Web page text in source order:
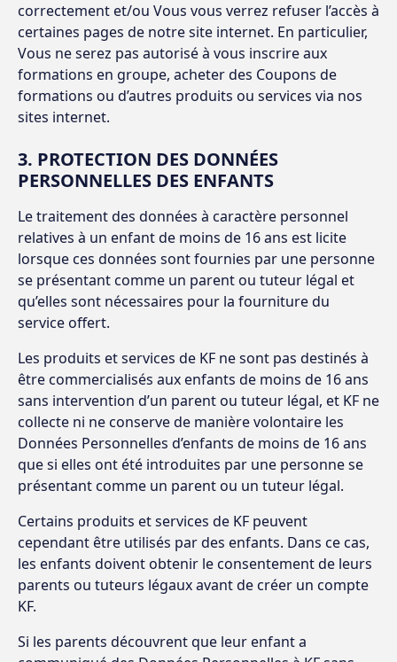
correctement et/ou Vous vous verrez refuser l’accès à
certaines pages de notre site internet. En particulier,
Vous ne serez pas autorisé à vous inscrire aux
formations en groupe, acheter des Coupons de
formations ou d’autres produits ou services via nos
sites internet.
3. PROTECTION DES DONNÉES
PERSONNELLES DES ENFANTS
Le traitement des données à caractère personnel
relatives à un enfant de moins de 16 ans est licite
lorsque ces données sont fournies par une personne
se présentant comme un parent ou tuteur légal et
qu’elles sont nécessaires pour la fourniture du
service offert.
Les produits et services de KF ne sont pas destinés à
être commercialisés aux enfants de moins de 16 ans
sans intervention d’un parent ou tuteur légal, et KF ne
collecte ni ne conserve de manière volontaire les
Données Personnelles d’enfants de moins de 16 ans
que si elles ont été introduites par une personne se
présentant comme un parent ou un tuteur légal.
Certains produits et services de KF peuvent
cependant être utilisés par des enfants. Dans ce cas,
les enfants doivent obtenir le consentement de leurs
parents ou tuteurs légaux avant de créer un compte
KF.
Si les parents découvrent que leur enfant a